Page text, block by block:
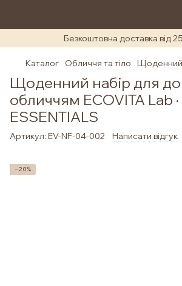
Безкоштовна доставка від
Каталог Обличчя та тіло Щоденний
Щоденний набір для
обличчям ECOVITA Lab ·
ESSENTIALS
Артикул: EV-NF-04-002 Написати відгук
−20%